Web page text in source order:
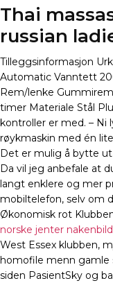
Thai
russian
Tilleggsinformasjon
Automatic Vanntett
Rem/lenke
timer Materiale Stål
kontroller er med. – Ni
røykmaskin med én
Det er mulig å bytte
Da vil jeg anbefale at
langt enklere og mer
mobiltelefon, selv om
Økonomisk rot
norske jenter
West Essex klubben,
homofile menn gamle
siden PasientSky og